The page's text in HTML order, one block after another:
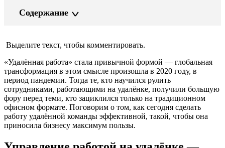
Содержание
Выделите текст, чтобы комментировать.
«Удалённая работа» стала привычной формой — глобальная
трансформация в этом смысле произошла в 2020 году, в
период пандемии. Тогда те, кто научился рулить
сотрудниками, работающими на удалёнке, получили большую
фору перед теми, кто зациклился только на традиционном
офисном формате. Поговорим о том, как сегодня сделать
работу удалённой команды эффективной, такой, чтобы она
приносила бизнесу максимум пользы.